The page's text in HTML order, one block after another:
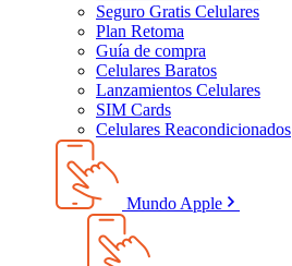
Seguro Gratis Celulares
Plan Retoma
Guía de compra
Celulares Baratos
Lanzamientos Celulares
SIM Cards
Celulares Reacondicionados
Mundo Apple